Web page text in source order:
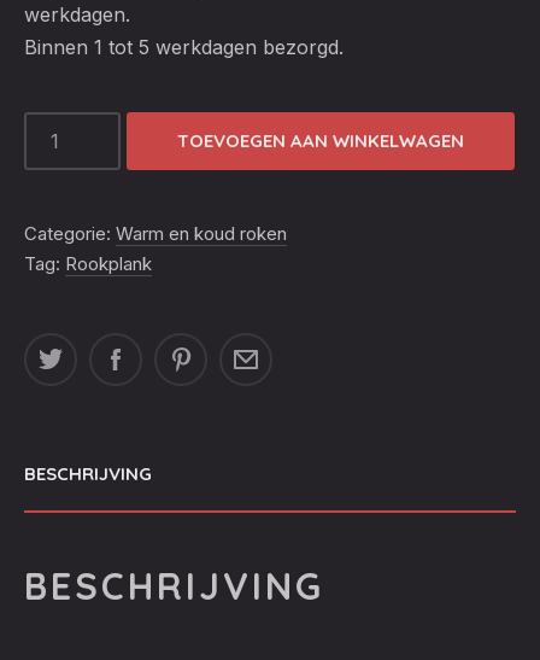
werkdagen.
Binnen 1 tot 5 werkdagen bezorgd.
ROOKPLANK
CHERRY
AANTAL
TOEVOEGEN AAN WINKELWAGEN
Categorie: Warm en koud roken
Tag: Rookplank
BESCHRIJVING
BESCHRIJVING